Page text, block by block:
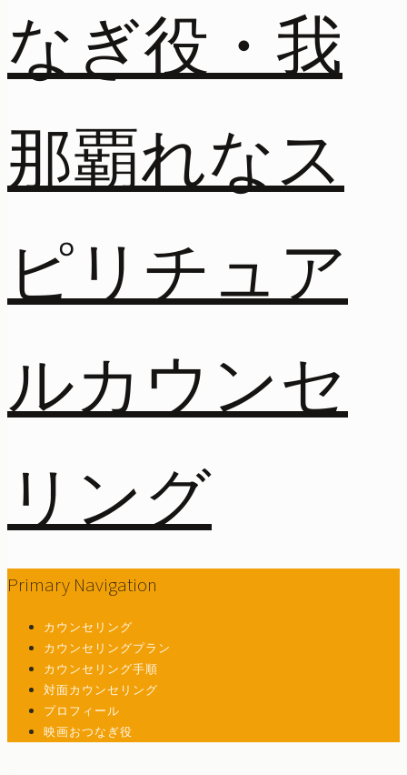
Primary Navigation
カウンセリング
カウンセリングプラン
カウンセリング手順
対面カウンセリング
プロフィール
映画おつなぎ役